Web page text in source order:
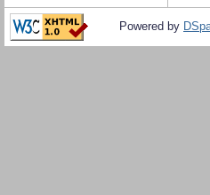
Powered by